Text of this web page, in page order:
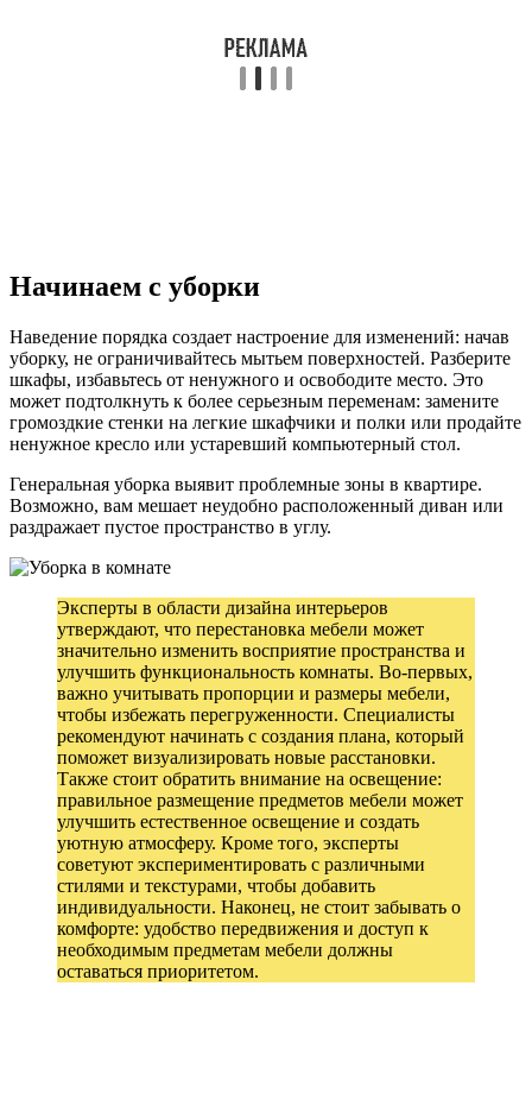
Начинаем с уборки
Наведение порядка создает настроение для изменений: начав
уборку, не ограничивайтесь мытьем поверхностей. Разберите
шкафы, избавьтесь от ненужного и освободите место. Это
может подтолкнуть к более серьезным переменам: замените
громоздкие стенки на легкие шкафчики и полки или продайте
ненужное кресло или устаревший компьютерный стол.
Генеральная уборка выявит проблемные зоны в квартире.
Возможно, вам мешает неудобно расположенный диван или
раздражает пустое пространство в углу.
Эксперты в области дизайна интерьеров
утверждают, что перестановка мебели может
значительно изменить восприятие пространства и
улучшить функциональность комнаты. Во-первых,
важно учитывать пропорции и размеры мебели,
чтобы избежать перегруженности. Специалисты
рекомендуют начинать с создания плана, который
поможет визуализировать новые расстановки.
Также стоит обратить внимание на освещение:
правильное размещение предметов мебели может
улучшить естественное освещение и создать
уютную атмосферу. Кроме того, эксперты
советуют экспериментировать с различными
стилями и текстурами, чтобы добавить
индивидуальности. Наконец, не стоит забывать о
комфорте: удобство передвижения и доступ к
необходимым предметам мебели должны
оставаться приоритетом.